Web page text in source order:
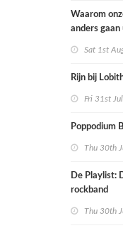
Waarom
anders gaan
Sat 1st
Rijn bij
Fri 31st Jul
Poppodium
Thu 30th
De Playlist:
rockband
Thu 30th